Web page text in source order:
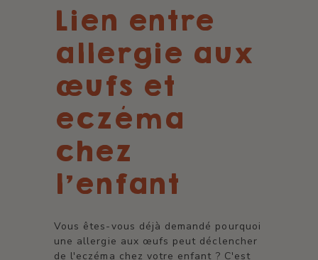
Lien entre
allergie aux
œufs et
eczéma
chez
l'enfant
Vous êtes-vous déjà demandé pourquoi
une allergie aux œufs peut déclencher
de l'eczéma chez votre enfant ? C'est